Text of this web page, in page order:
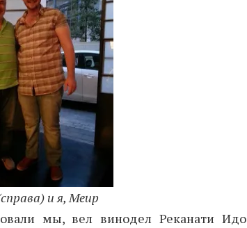
ия,Меир
мы, вел винодел Реканати Идо